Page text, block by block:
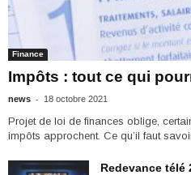
Finance
Impôts : tout ce qui
news - 18 octobre 2021
Projet de loi de finances oblige,
impôts approchent. Ce qu’il faut
Redevance télé